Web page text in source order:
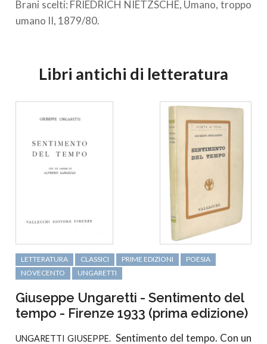
Brani scelti: FRIEDRICH NIETZSCHE, Umano, troppo
umano II, 1879/80.
Libri antichi di letteratura
LETTERATURA CLASSICI PRIME EDIZIONI
POESIA
NOVECENTO
UNGARETTI
Giuseppe Ungaretti - Sentimento del
tempo - Firenze 1933 (prima edizione)
UNGARETTI GIUSEPPE. Sentimento del tempo. Con un